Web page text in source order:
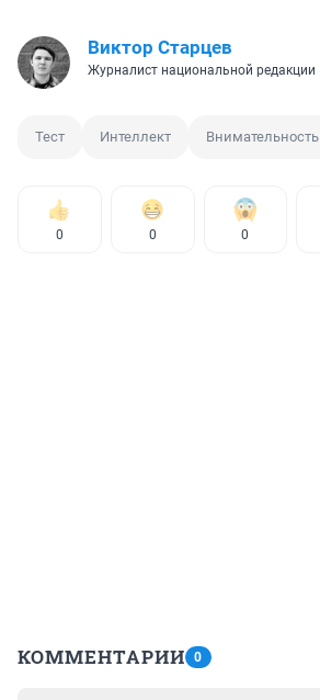
Виктор Старцев
Журналист национальной редакции
Тест Интеллект Внимательность
0 0 0
КОММЕНТАРИИ 0